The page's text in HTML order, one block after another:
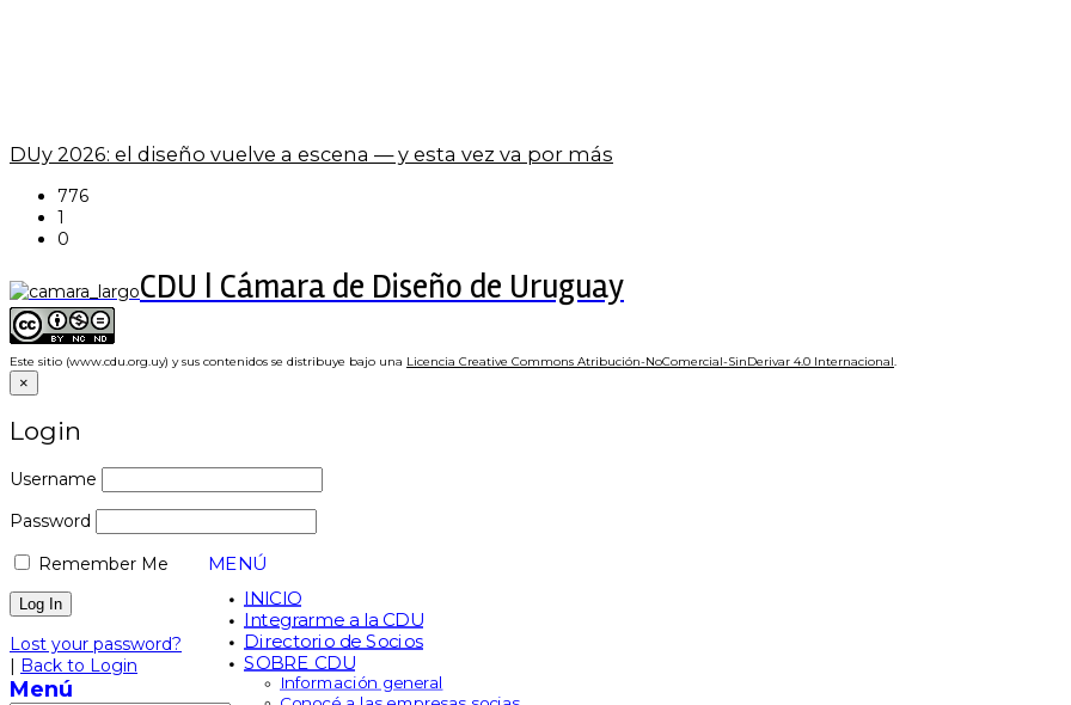
DUy 2026: el diseño vuelve a escena — y esta vez va por más
776
1
0
CDU | Cámara de Diseño de Uruguay
Este sitio (www.cdu.org.uy) y sus contenidos se distribuye bajo una Licencia Creative Commons Atribución-NoComercial-SinDerivar 4.0 Internacional.
×
Login
Username
Password
Remember Me
Lost your password?
| Back to Login
Menú
MENÚ
INICIO
Integrarme a la CDU
Directorio de Socios
SOBRE CDU
Información general